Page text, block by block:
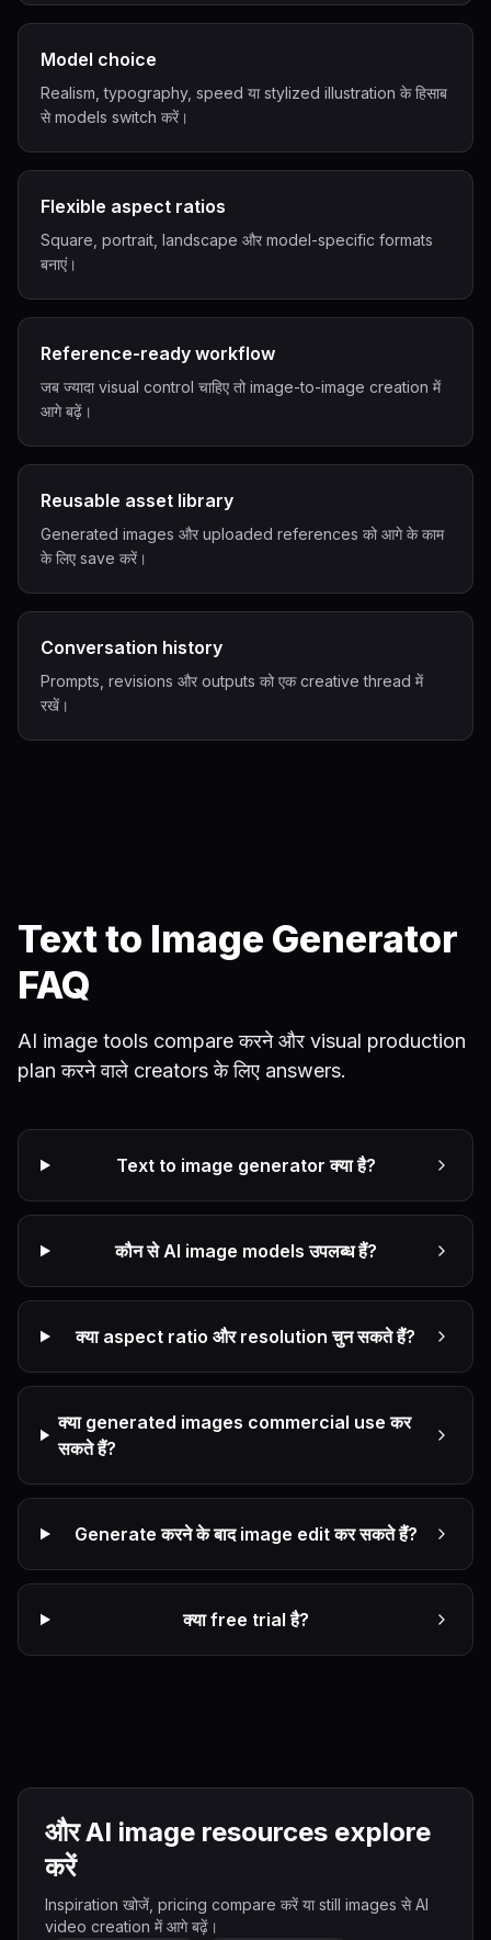
Model choice
Realism, typography, speed या stylized illustration के हिसाब
से models switch करें।
Flexible aspect ratios
Square, portrait, landscape और model-specific formats
बनाएं।
Reference-ready workflow
जब ज्यादा visual control चाहिए तो image-to-image creation में
आगे बढ़ें।
Reusable asset library
Generated images और uploaded references को आगे के काम
के लिए save करें।
Conversation history
Prompts, revisions और outputs को एक creative thread में
रखें।
Text to Image Generator
FAQ
AI image tools compare करने और visual production
plan करने वाले creators के लिए answers.
Text to image generator क्या है?
कौन से AI image models उपलब्ध हैं?
क्या aspect ratio और resolution चुन सकते हैं?
क्या generated images commercial use कर
सकते हैं?
Generate करने के बाद image edit कर सकते हैं?
क्या free trial है?
और AI image resources explore
करें
Inspiration खोजें, pricing compare करें या still images से AI
video creation में आगे बढ़ें।